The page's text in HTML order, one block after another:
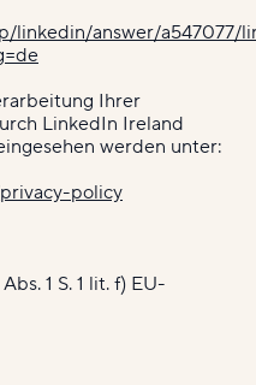
linkedin/answer/a547077/
Ihrer
LinkedIn Ireland
werden unter:
policy
1 S. 1 lit. f) EU-